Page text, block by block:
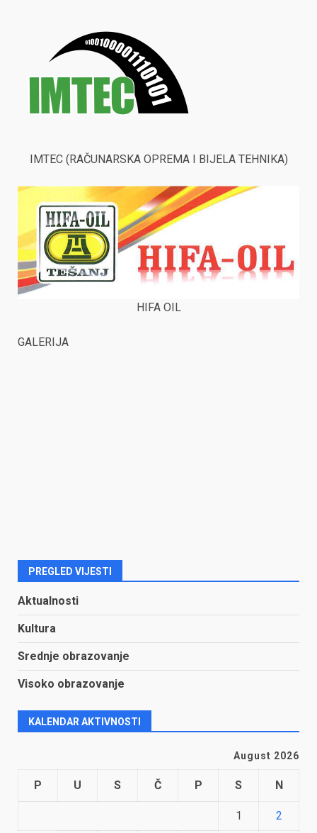
IMTEC (RAČUNARSKA OPREMA I BIJELA TEHNIKA)
HIFA OIL
GALERIJA
PREGLED VIJESTI
Aktualnosti
Kultura
Srednje obrazovanje
Visoko obrazovanje
KALENDAR AKTIVNOSTI
August 2026
P U S Č P S N
1 2